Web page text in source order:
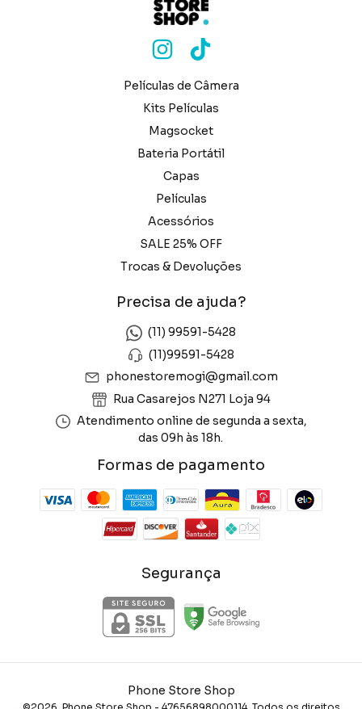
Películas de Câmera
Kits Películas
Magsocket
Bateria Portátil
Capas
Películas
Acessórios
SALE 25% OFF
Trocas & Devoluções
Precisa de ajuda?
(11) 99591-5428
(11)99591-5428
phonestoremogi@gmail.com
Rua Casarejos N271 Loja 94
Atendimento online de segunda a sexta,
das 09h às 18h.
Formas de pagamento
Segurança
Phone Store Shop